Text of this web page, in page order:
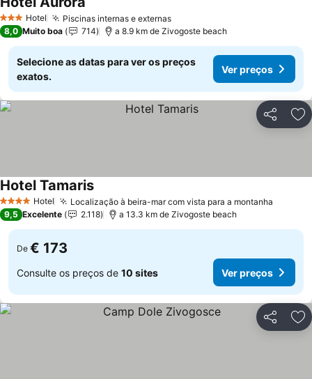
3 EstrelasHotel Piscinas internas e externas
8,0 Muito boa 714 a 8.9 km de Zivogoste beach
Selecione as datas para ver os preços
exatos.
Ver preços
Partilhar
4 EstrelasHotel Localização à beira-mar com vista para a montanha
Hotel Tamaris
9,5 Excelente 2.118 a 13.3 km de Zivogoste beach
De € 173
Consulte os preços de 10 sites Ver preços
Partilhar